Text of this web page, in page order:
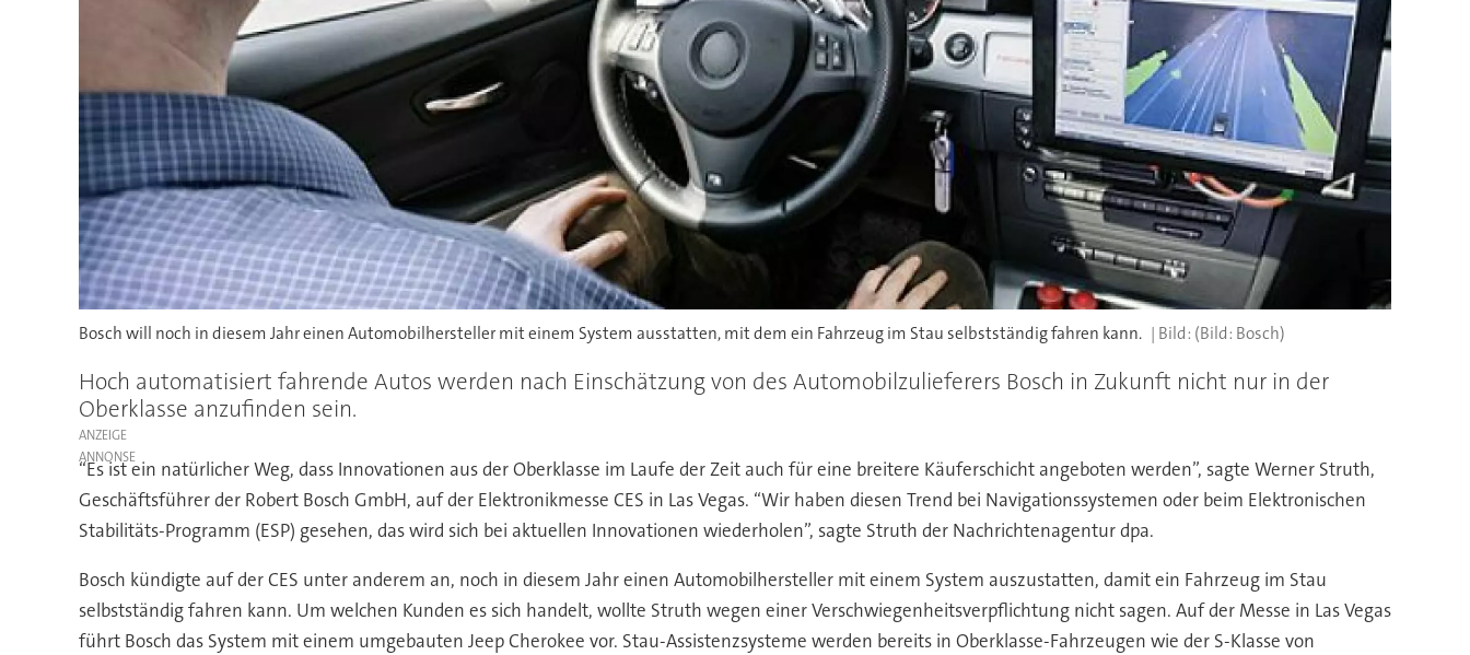
Bosch will noch in diesem Jahr einen Automobilhersteller mit einem System ausstatten, mit dem ein Fahrzeug im Stau selbstständig fahren kann. (Bild: Bosch)
Hoch automatisiert fahrende Autos werden nach Einschätzung von des Automobilzulieferers Bosch in Zukunft nicht nur in der
Oberklasse anzufinden sein.
ANZEIGE
“Es ist ein natürlicher Weg, dass Innovationen aus der Oberklasse im Laufe der Zeit auch für eine breitere Käuferschicht angeboten werden”, sagte Werner Struth,
Geschäftsführer der Robert Bosch GmbH, auf der Elektronikmesse CES in Las Vegas. “Wir haben diesen Trend bei Navigationssystemen oder beim Elektronischen
Stabilitäts-Programm (ESP) gesehen, das wird sich bei aktuellen Innovationen wiederholen”, sagte Struth der Nachrichtenagentur dpa.
Bosch kündigte auf der CES unter anderem an, noch in diesem Jahr einen Automobilhersteller mit einem System auszustatten, damit ein Fahrzeug im Stau
selbstständig fahren kann. Um welchen Kunden es sich handelt, wollte Struth wegen einer Verschwiegenheitsverpflichtung nicht sagen. Auf der Messe in Las Vegas
führt Bosch das System mit einem umgebauten Jeep Cherokee vor. Stau-Assistenzsysteme werden bereits in Oberklasse-Fahrzeugen wie der S-Klasse von